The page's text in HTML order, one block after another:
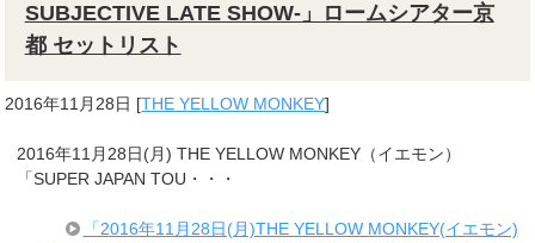
SUBJECTIVE LATE SHOW-」ロームシアター京
都 セットリスト
2016年11月28日 [THE YELLOW MONKEY]
2016年11月28日(月) THE YELLOW MONKEY（イエモン）
「SUPER JAPAN TOU・・・
「2016年11月28日(月)THE YELLOW MONKEY(イエモン)